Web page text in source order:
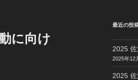
に向け
最近の投
2025 佐
2025年12
2025 佐